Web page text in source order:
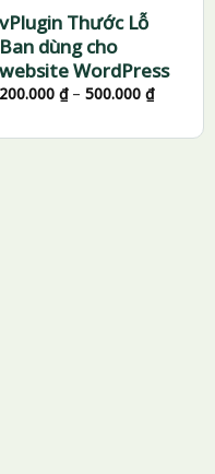
vPlugin Thước Lỗ
Ban dùng cho
website WordPress
200.000 ₫ – 500.000 ₫Khoảng
giá:
200.000